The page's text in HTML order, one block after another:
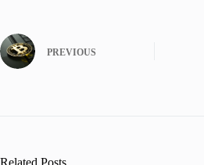
PREVIOUS
Related Posts